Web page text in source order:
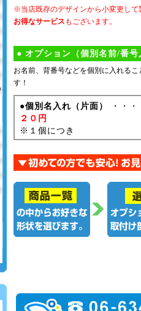
※当店既存のデザインから小変更し
お得なサービス もございます。
● オプション（個別名前/番号
お名前、背番号などを個別に入れるこ
す！
●個別名入れ（片面） ・・・
２０円
※１個につき